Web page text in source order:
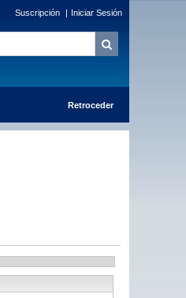
Suscripción | Iniciar Sesión
Retroceder